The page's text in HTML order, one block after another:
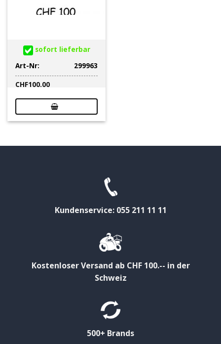
sofort lieferbar
Art-Nr:
299963
CHF100.00
Kundenservice: 055 211 11 11
Kostenloser Versand ab CHF 100.-- in der
Schweiz
500+ Brands